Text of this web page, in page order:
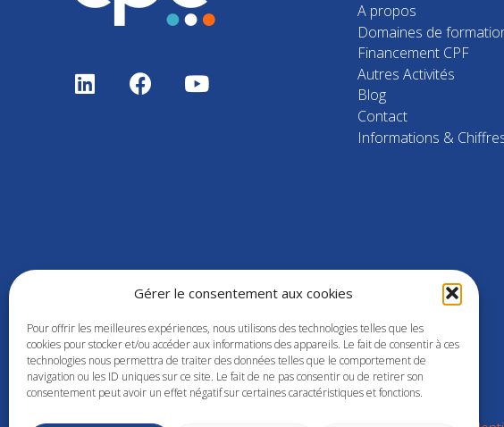
Gérer le consentement aux cookies
Pour offrir les meilleures expériences, nous utilisons des technologies telles que les
cookies pour stocker et/ou accéder aux informations des appareils. Le fait de consentir à ces
technologies nous permettra de traiter des données telles que le comportement de
navigation ou les ID uniques sur ce site. Le fait de ne pas consentir ou de retirer son
consentement peut avoir un effet négatif sur certaines caractéristiques et fonctions.
A propos
Domaines de
Financement CPF
Autres Activités
Blog
Contact
Informations &